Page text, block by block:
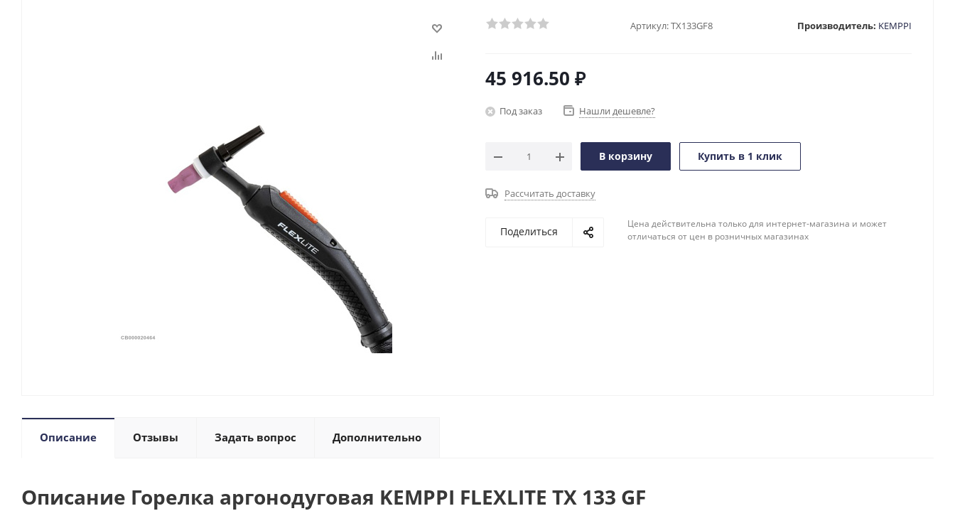
Артикул:TX133GF8 Производитель: KEMPPI
45 916.50 ₽
Под заказ Нашли дешевле?
В корзину Купить в 1 клик
Рассчитать доставку
Поделиться
Цена действительна только для интернет-магазина и может
отличаться от цен в розничных магазинах
Описание Отзывы Задать вопрос Дополнительно
Описание Горелка аргонодуговая KEMPPI FLEXLITE TX 133 GF